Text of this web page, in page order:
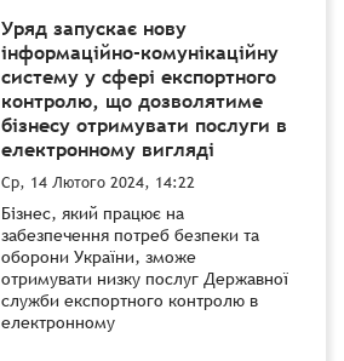
Уряд запускає нову
інформаційно-комунікаційну
систему у сфері експортного
контролю, що дозволятиме
бізнесу отримувати послуги в
електронному вигляді
Ср, 14 Лютого 2024, 14:22
Бізнес, який працює на
забезпечення потреб безпеки та
оборони України, зможе
отримувати низку послуг Державної
служби експортного контролю в
електронному